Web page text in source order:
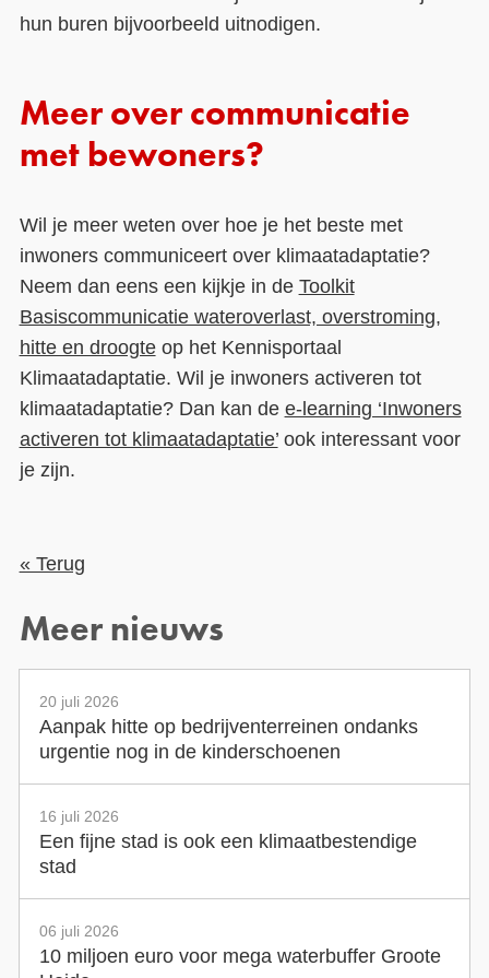
hun buren bijvoorbeeld uitnodigen.
Meer over communicatie
met bewoners?
Wil je meer weten over hoe je het beste met
inwoners communiceert over klimaatadaptatie?
Neem dan eens een kijkje in de Toolkit
Basiscommunicatie wateroverlast, overstroming,
hitte en droogteop het Kennisportaal
Klimaatadaptatie. Wil je inwoners activeren tot
klimaatadaptatie? Dan kan de e-learning ‘Inwoners
activeren tot klimaatadaptatie’ook interessant voor
je zijn.
« Terug
Meer nieuws
20 juli 2026
Aanpak hitte op bedrijventerreinen ondanks
urgentie nog in de kinderschoenen
16 juli 2026
Een fijne stad is ook een klimaatbestendige
stad
06 juli 2026
10 miljoen euro voor mega waterbuffer Groote